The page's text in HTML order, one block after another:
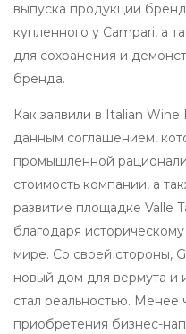
выпуска продукции
купленного у Campari, а
для сохранения и
бренда.
Как заявили в Italian Wine
данным соглашением,
промышленной
стоимость компании, а
развитие площадке Valle
благодаря
мире. Со своей стороны,
новый дом для вермута и
стал реальностью. Менее
приобретения бизнес-